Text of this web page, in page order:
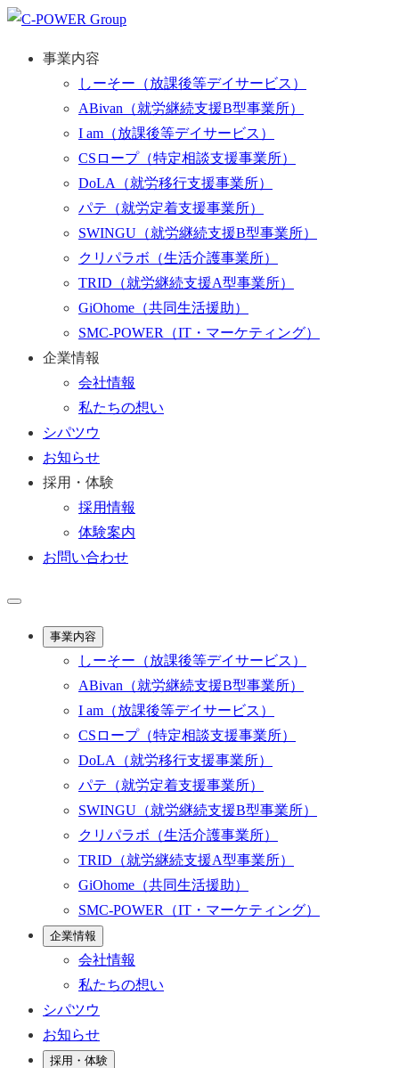
事業内容
しーそー （放課後等デイサービス）
ABivan （就労継続支援B型事業所）
I am （放課後等デイサービス）
CSロープ（特定相談支援事業所）
DoLA
（就労移行支援事業所）
パテ （就労定着支援事業所）
SWINGU （就労継続支援B型事業所）
クリパラボ （生活介護事業所）
TRID （就労継続支援A型事業所）
GiOhome （共同生活援助）
SMC-POWER
（IT・マーケティング）
企業情報
会社情報
私たちの想い
シパツウ
お知らせ
採用・体験
採用情報
体験案内
お問い合わせ
事業内容
しーそー （放課後等デイサービス）
ABivan （就労継続支援B型事業所）
I am （放課後等デイサービス）
CSロープ（特定相談支援事業所）
DoLA
（就労移行支援事業所）
パテ （就労定着支援事業所）
SWINGU （就労継続支援B型事業所）
クリパラボ （生活介護事業所）
TRID （就労継続支援A型事業所）
GiOhome （共同生活援助）
SMC-POWER
（IT・マーケティング）
企業情報
会社情報
私たちの想い
シパツウ
お知らせ
採用・体験